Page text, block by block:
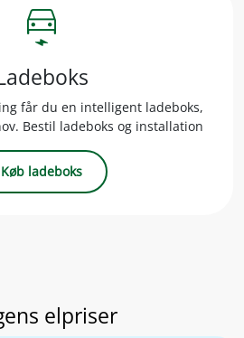
electric_car
får du en intelligent ladeboks,
Bestil ladeboks og installation
Køb ladeboks
elpriser